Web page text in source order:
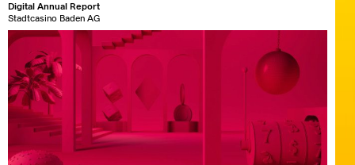
Digital Annual Report
Stadtcasino Baden AG